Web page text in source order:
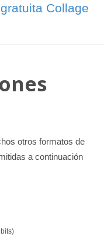
Collage
otros formatos de
a continuación